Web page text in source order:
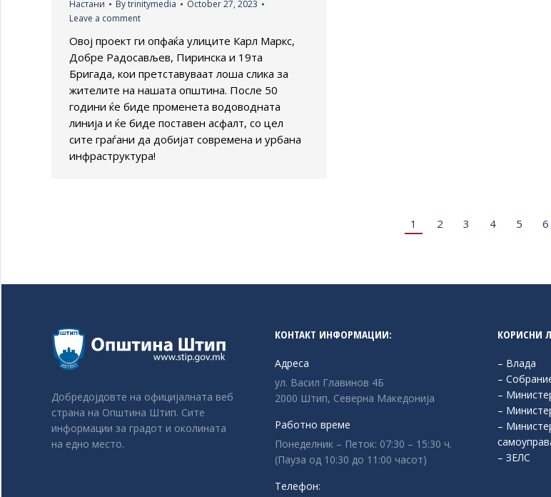
Настани Bytrinitymedia
October 27, 2023
Leave a comment
Овој проект ги опфаќа улиците Карл Маркс,
Добре Радосављев, Пиринска и 19та
Бригада, кои претставуваат лоша слика за
жителите на нашата општина. После 50
години ќе биде променета водоводната
линија и ќе биде поставен асфалт, со цел
сите граѓани да добијат современа и урбана
инфраструктура!
1 2 3 4 5 6
Добредојдовте на официјалната веб
страна на Општина Штип. Сите
информации за градот и околината
на едно место.
КОНТАКТ ИНФОРМАЦИИ:
Адреса
ул. Васил Главинов 4Б
2000 Штип, Северна Македонија
Работно време
Понеделник – Петок: 07:30 – 15:30 ч.
(Пауза од 10:30 до 11:00 часот)
Телефон:
КОРИСНИ
– Влада
–
–
–
–
– ЗЕЛС